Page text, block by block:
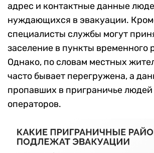
адрес и контактные данные
нуждающихся в эвакуации.
специалисты службы могут
заселение в пункты временного
Однако, по словам местных
часто бывает перегружена, а
пропавших в приграничье людей
операторов.